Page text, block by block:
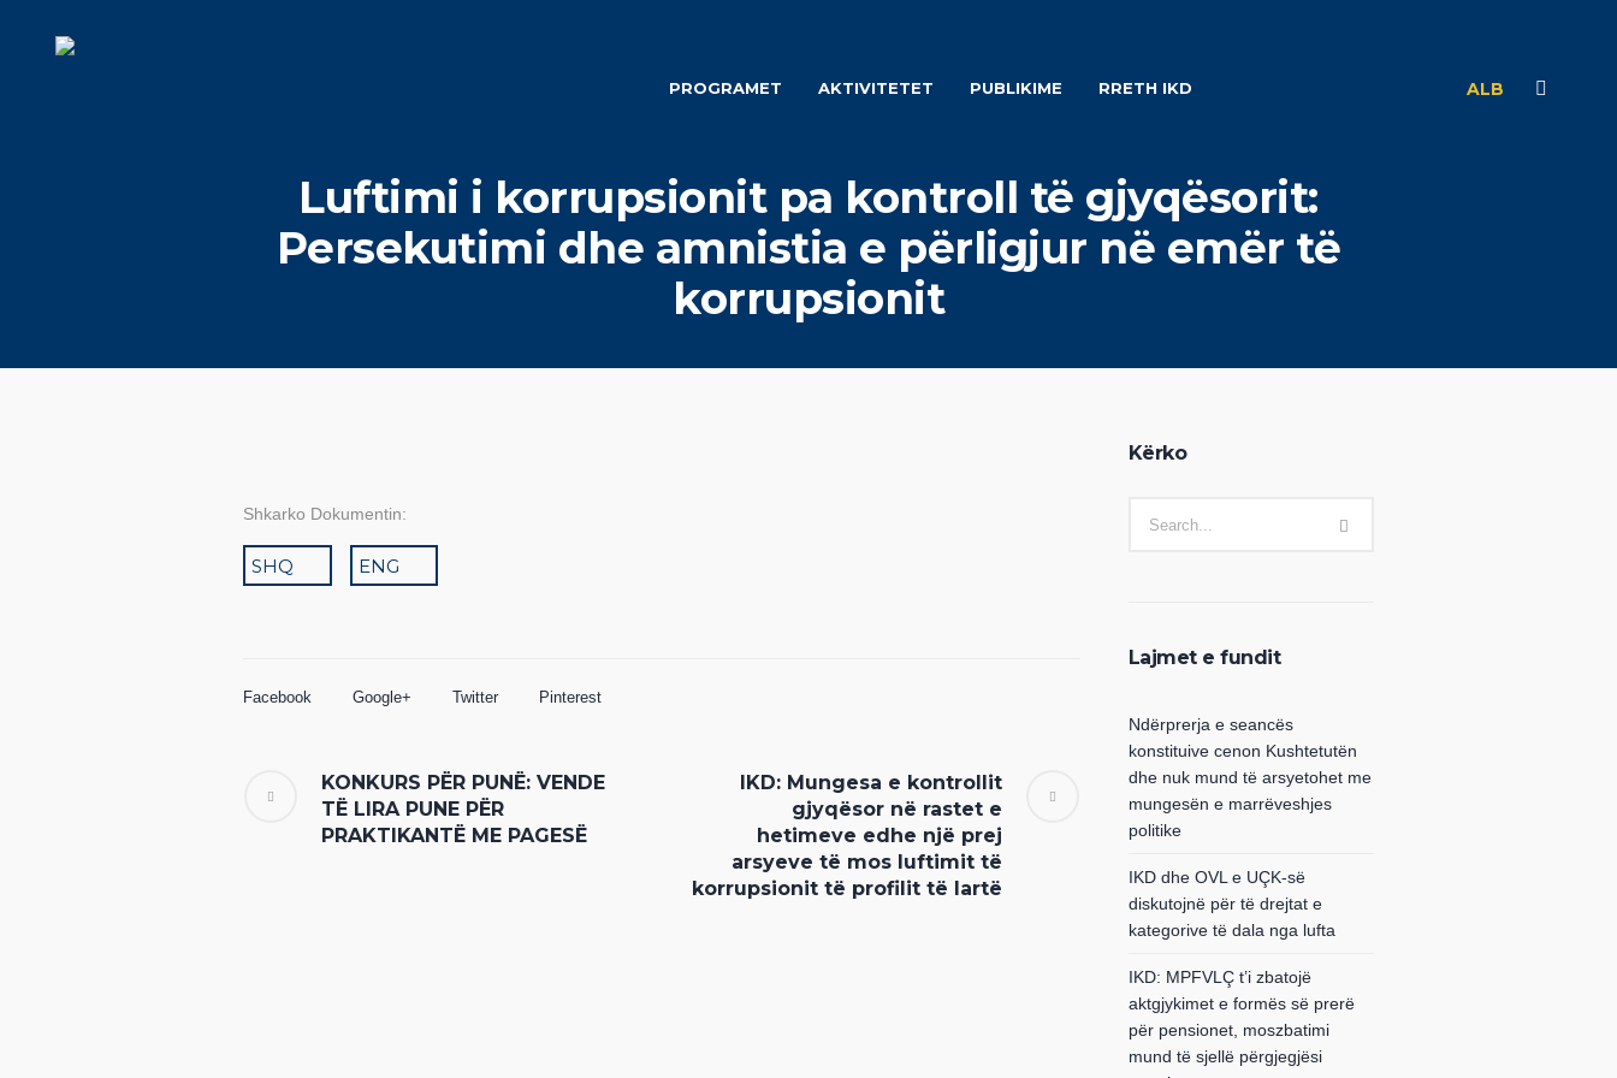
PROGRAMET AKTIVITETET PUBLIKIME RRETH IKD ALB
Luftimi i korrupsionit pa kontroll të gjyqësorit:
Persekutimi dhe amnistia e përligjur në emër të
korrupsionit
Shkarko Dokumentin:
SHQ ENG
Facebook Google+ Twitter Pinterest
KONKURS PËR PUNË: VENDE
TË LIRA PUNE PËR
PRAKTIKANTË ME PAGESË
IKD: Mungesa e kontrollit
gjyqësor në rastet e
hetimeve edhe një prej
arsyeve të mos luftimit të
korrupsionit të profilit të lartë
Kërko
Lajmet e fundit
Ndërprerja e seancës
konstituive cenon Kushtetutën
dhe nuk mund të arsyetohet me
mungesën e marrëveshjes
politike
IKD dhe OVL e UÇK-së
diskutojnë për të drejtat e
kategorive të dala nga lufta
IKD: MPFVLÇ t’i zbatojë
aktgjykimet e formës së prerë
për pensionet, moszbatimi
mund të sjellë përgjegjësi